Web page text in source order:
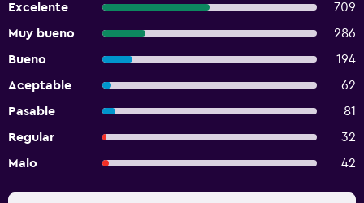
Excelente
709
Muy bueno
286
Bueno
194
Aceptable
62
Pasable
81
Regular
32
Malo
42